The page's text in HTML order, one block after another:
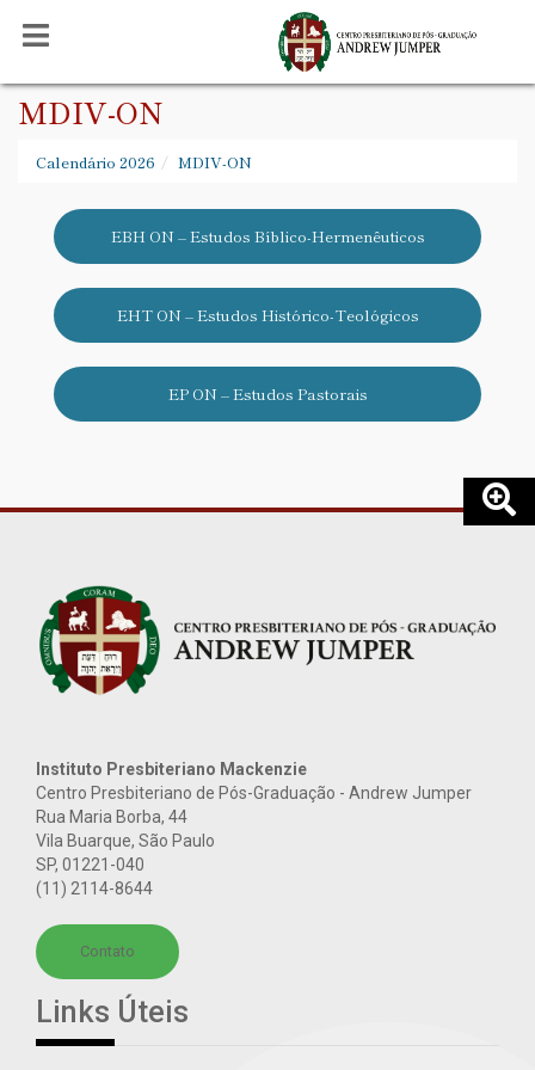
MDIV-ON
Calendário 2026 MDIV-ON
EBH ON – Estudos Bíblico-Hermenêuticos
EHT ON – Estudos Histórico-Teológicos
EP ON – Estudos Pastorais
Instituto Presbiteriano Mackenzie
Centro Presbiteriano de Pós-Graduação - Andrew Jumper
Rua Maria Borba, 44
Vila Buarque, São Paulo
SP, 01221-040
(11) 2114-8644
Contato
Links Úteis